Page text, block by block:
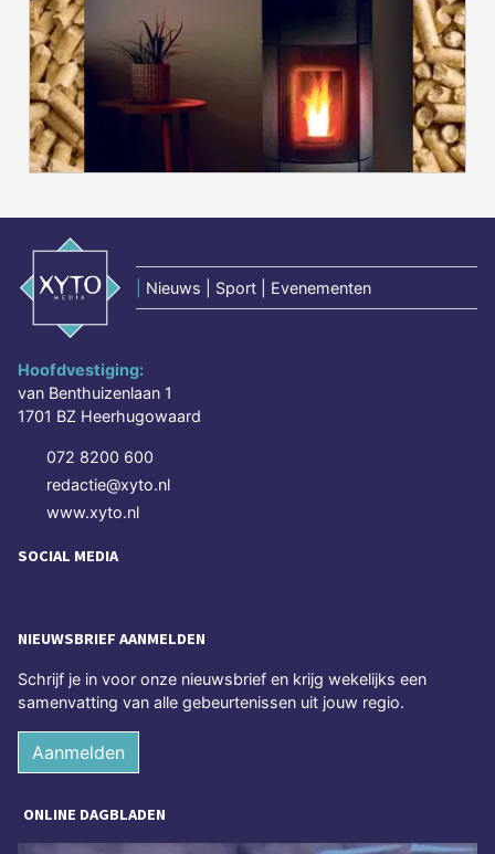
Nieuws | Sport | Evenementen
Hoofdvestiging:
van Benthuizenlaan 1
1701 BZ Heerhugowaard
072 8200 600
redactie@xyto.nl
www.xyto.nl
SOCIAL MEDIA
NIEUWSBRIEF AANMELDEN
Schrijf je in voor onze nieuwsbrief en krijg wekelijks een
samenvatting van alle gebeurtenissen uit jouw regio.
Aanmelden
ONLINE DAGBLADEN